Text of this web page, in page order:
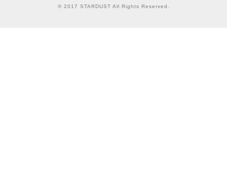
© 2017 STARDUST All Rights Reserved.